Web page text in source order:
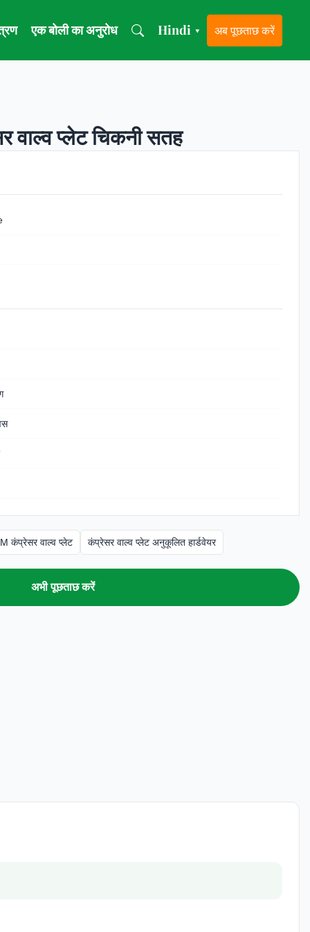
एक बोली का अनुरोध Hindi ▾ अब पूछताछ करें
प्लेट चिकनी सतह
कंप्रेसर वाल्व प्लेट कंप्रेसर वाल्व प्लेट अनुकूलित हार्डवेयर
अभी पूछताछ करें